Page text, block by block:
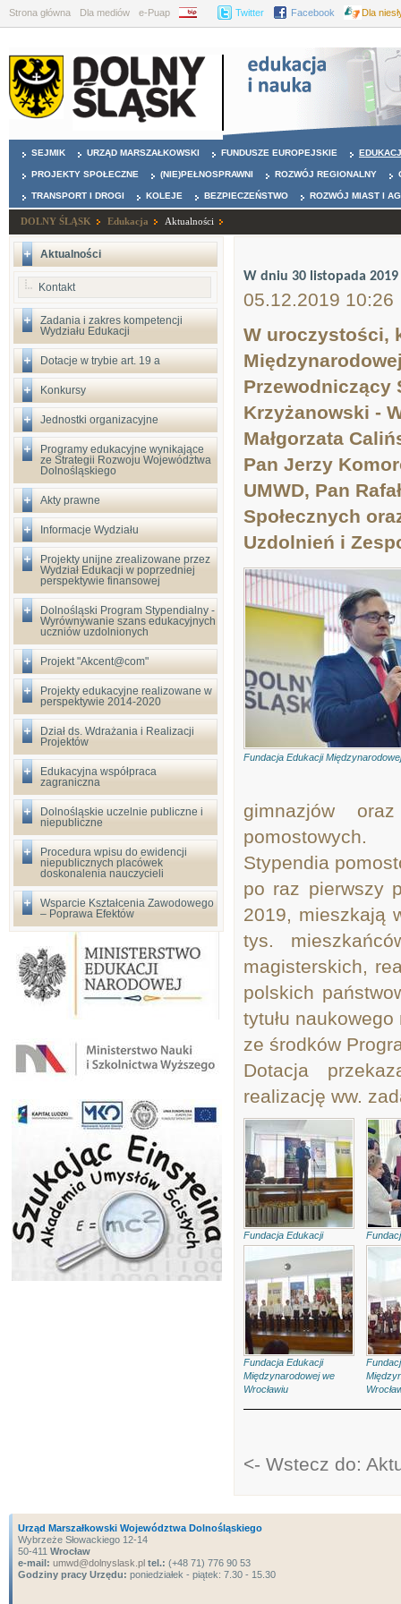
Strona główna Dla mediów e-Puap BIP Twitter Facebook Dla
SEJMIK URZĄD MARSZAŁKOWSKI FUNDUSZE EUROPEJSKIE
PROJEKTY SPOŁECZNE (NIE)PEŁNOSPRAWNI ROZWÓJ REGIONALNY
TRANSPORT I DROGI KOLEJE BEZPIECZEŃSTWO ROZWÓJ MIAST I
DOLNY ŚLĄSK Edukacja Aktualności
Aktualności
Kontakt
Zadania i zakres kompetencji
Wydziału Edukacji
Dotacje w trybie art. 19 a
Konkursy
Jednostki organizacyjne
Programy edukacyjne wynikające
ze Strategii Rozwoju Województwa
Dolnośląskiego
Akty prawne
Informacje Wydziału
Projekty unijne zrealizowane przez
Wydział Edukacji w poprzedniej
perspektywie finansowej
Dolnośląski Program Stypendialny -
Wyrównywanie szans edukacyjnych
uczniów uzdolnionych
Projekt "Akcent@com"
Projekty edukacyjne realizowane w
perspektywie 2014-2020
Dział ds. Wdrażania i Realizacji
Projektów
Edukacyjna współpraca
zagraniczna
Dolnośląskie uczelnie publiczne i
niepubliczne
Procedura wpisu do ewidencji
niepublicznych placówek
doskonalenia nauczycieli
Wsparcie Kształcenia Zawodowego
– Poprawa Efektów
W dniu 30 listopada
05.12.2019 10:26
W uroczystości,
Przewodniczący
Krzyżanowski -
Małgorzata
Pan Jerzy
UMWD, Pan
Społecznych
Uzdolnień i
Fundacja Edukacji
gimnazjów
pomostowych.
Stypendia
po raz pierwszy
2019, mieszkają
tys.
magisterskich,
polskich
tytułu
ze środków
Dotacja
realizację ww.
Fundacja Edukacji
Międzynarodowej we
Wrocławiu
Fundacja Edukacji
Międzynarodowej we
Wrocławiu
<- Wstecz do:
Urząd Marszałkowski Województwa Dolnośląskiego
Wybrzeże Słowackiego 12-14
50-411 Wrocław
e-mail: umwd@dolnyslask.pl tel.: (+48 71) 776 90 53
Godziny pracy Urzędu: poniedziałek - piątek: 7.30 - 15.30